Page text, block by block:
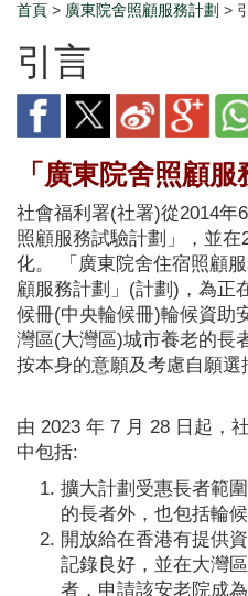
Breadcrumb
首頁 > 廣東院舍照顧服務計劃 >
引言
「廣東院舍照顧服
社會福利署(社署)從2014年
照顧服務試驗計劃」，並
化。 「廣東院舍住宿照顧
顧服務計劃」(計劃)，為正
候冊(中央輪候冊)輪候資助
灣區(大灣區)城市養老的長
按本身的意願及考慮自願選
由 2023 年 7 月 28 日起，
中包括:
擴大計劃受惠長者範
的長者外，也包括輪
開放給在香港有提供
記錄良好，並在大灣
者，申請該安老院成